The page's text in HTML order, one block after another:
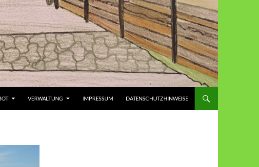
VERWALTUNG IMPRESSUM DATENSCHUTZHINWEISE